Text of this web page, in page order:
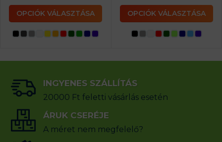
OPCIÓK VÁLASZTÁSA OPCIÓK VÁLASZTÁSA
INGYENES SZÁLLÍTÁS
20000 Ft feletti vásárlás esetén
ÁRUK CSERÉJE
A méret nem megfelelő?